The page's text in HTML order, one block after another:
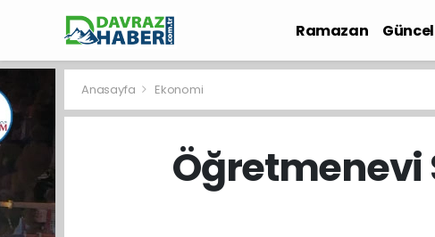
Ramazan Güncel
Anasayfa Ekonomi
Öğretmenevi